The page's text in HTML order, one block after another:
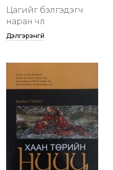
Цагийг бэлгэдэгч
наран чөлөө
Дэлгэрэнгүй